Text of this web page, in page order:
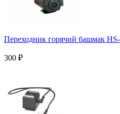
Переходник горячий башмак
300 ₽